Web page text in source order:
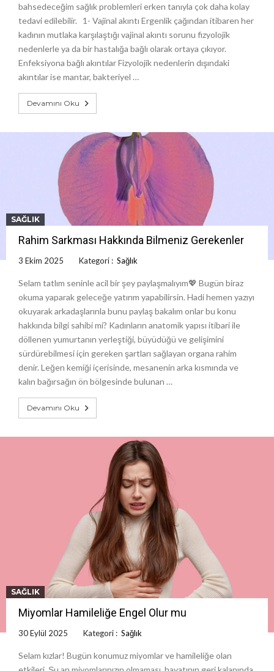
bahsedeceğim sağlık problemleri erken tanıyla çok daha kolay
tedavi edilebilir. 1- Vajinal akıntı Ergenlik çağından itibaren her
kadının mutlaka karşılaştığı vajinal akıntı sorunu fizyolojik
nedenlerle ya da bir hastalığa bağlı olarak ortaya çıkıyor.
Enfeksiyona bağlı akıntılar Fizyolojik nedenlerin dışındaki
akıntılar ise mantar, bakteriyel …
Devamını Oku
SAĞLIK
Rahim Sarkması Hakkında Bilmeniz Gerekenler
3 Ekim 2025 Kategori : Sağlık
Selam tatlım seninle acil bir şey paylaşmalıyım💖 Bugün biraz
okuma yaparak geleceğe yatırım yapabilirsin. Hadi hemen yazıyı
okuyarak arkadaşlarınla bunu paylaş bakalım onlar bu konu
hakkında bilgi sahibi mi? Kadınların anatomik yapısı itibari ile
döllenen yumurtanın yerleştiği, büyüdüğü ve gelişimini
sürdürebilmesi için gereken şartları sağlayan organa rahim
denir. Leğen kemiği içerisinde, mesanenin arka kısmında ve
kalın bağırsağın ön bölgesinde bulunan …
Devamını Oku
SAĞLIK
Miyomlar Hamileliğe Engel Olur mu
30 Eylül 2025 Kategori : Sağlık
Selam kızlar! Bugün konumuz miyomlar ve hamileliğe olan